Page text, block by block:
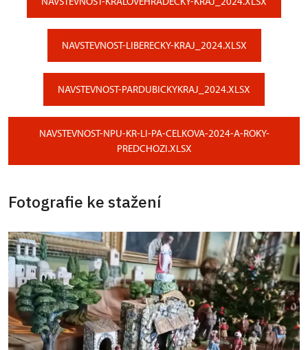
NAVSTEVNOST-LIBERECKY-KRAJ_2024.XLSX
NAVSTEVNOST-PARDUBICKYKRAJ_2024.XLSX
NAVSTEVNOST-NPU-KR-LI-PA-CELKOVA-2024-A-ROKY-
PREDCHOZI.XLSX
Fotografie ke stažení